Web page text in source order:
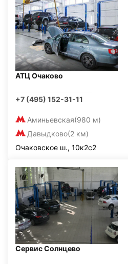
АТЦ Очаково
+7 (495) 152-31-11
Аминьевская(980 м)
Давыдково(2 км)
Очаковское ш., 10к2с2
Сервис Солнцево